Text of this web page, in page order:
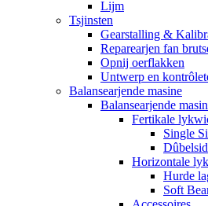
Lijm
Tsjinsten
Gearstalling &
Reparearjen fan
Opnij oerflakken
Untwerp en
Balansearjende masine
Balansearjende
Fertikale
Single
Horizontale
Hurde
Soft